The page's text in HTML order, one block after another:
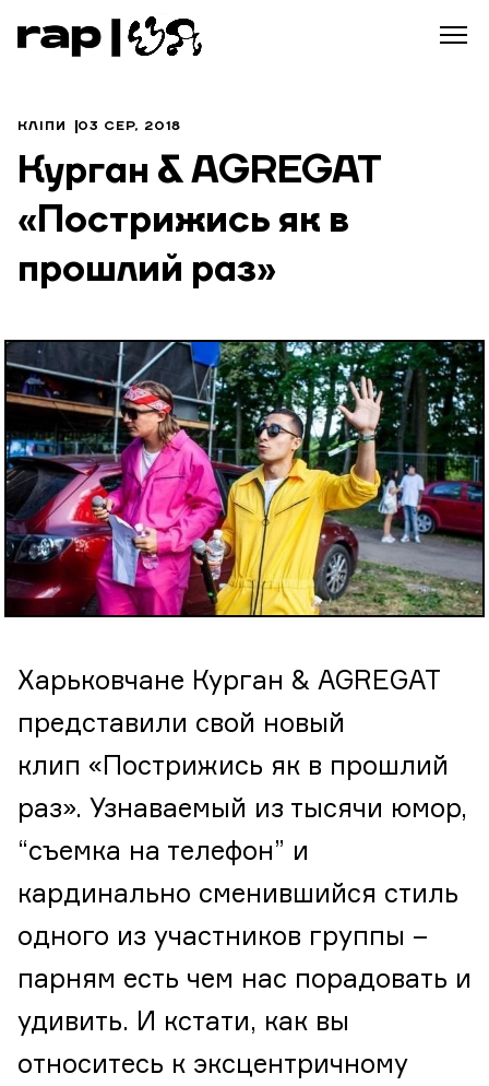
КЛІПИ 03 СЕР, 2018
Курган & AGREGAT
«Пострижись як в
прошлий раз»
Харьковчане Курган & AGREGAT
представили свой новый
клип «Пострижись як в прошлий
раз». Узнаваемый из тысячи юмор,
“съемка на телефон” и
кардинально сменившийся стиль
одного из участников группы –
парням есть чем нас порадовать и
удивить. И кстати, как вы
относитесь к эксцентричному